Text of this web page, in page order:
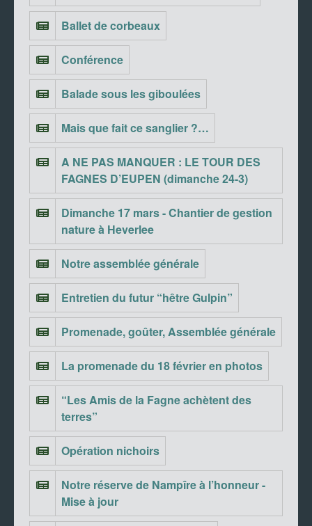
Ballet de corbeaux
Conférence
Balade sous les giboulées
Mais que fait ce sanglier ?…
A NE PAS MANQUER : LE TOUR DES
FAGNES D’EUPEN (dimanche 24-3)
Dimanche 17 mars - Chantier de gestion
nature à Heverlee
Notre assemblée générale
Entretien du futur “hêtre Gulpin”
Promenade, goûter, Assemblée générale
La promenade du 18 février en photos
“Les Amis de la Fagne achètent des
terres”
Opération nichoirs
Notre réserve de Nampîre à l’honneur -
Mise à jour